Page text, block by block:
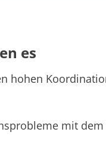
es
hohen
mit dem